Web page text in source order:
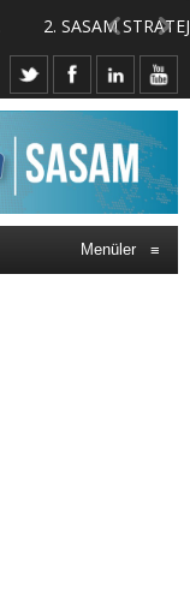
2. SASAM STRATEJİ ZİRVESİ KATILIMCILARI BELLİ OLDU
Menüler ≡